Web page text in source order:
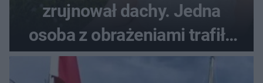
zrujnował dachy. Jedna
osoba z obrażeniami trafiła
do szpitala